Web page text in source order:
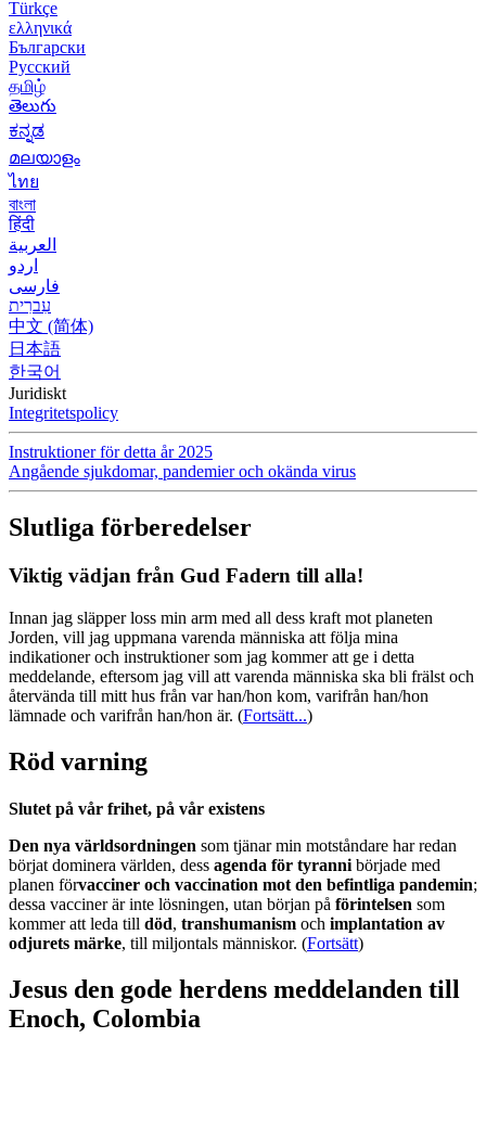
Türkçe
ελληνικά
Български
Русский
தமிழ்
తెలుగు
ಕನ್ನಡ
മലയാളം
ไทย
বাংলা
हिंदी
العربية
اردو
فارسی
עִברִית
中文 (简体)
日本語
한국어
Juridiskt
Integritetspolicy
Instruktioner för detta år 2025
Angående sjukdomar, pandemier och okända virus
Slutliga förberedelser
Viktig vädjan från Gud Fadern till alla!
Innan jag släpper loss min arm med all dess kraft mot planeten
Jorden, vill jag uppmana varenda människa att följa mina
indikationer och instruktioner som jag kommer att ge i detta
meddelande, eftersom jag vill att varenda människa ska bli frälst och
återvända till mitt hus från var han/hon kom, varifrån han/hon
lämnade och varifrån han/hon är. (Fortsätt...)
Röd varning
Slutet på vår frihet, på vår existens
Den nya världsordningen som tjänar min motståndare har redan
börjat dominera världen, dess agenda för tyranni började med
planen förvacciner och vaccination mot den befintliga pandemin;
dessa vacciner är inte lösningen, utan början på förintelsen som
kommer att leda till död, transhumanism och implantation av
odjurets märke, till miljontals människor. (Fortsätt)
Jesus den gode herdens meddelanden till
Enoch, Colombia